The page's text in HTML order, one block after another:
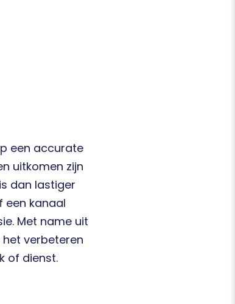
een accurate
uitkomen zijn
dan lastiger
een kanaal
Met name uit
verbeteren
of dienst.